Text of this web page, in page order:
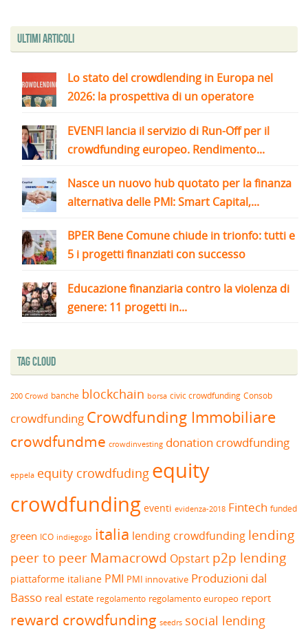
Ultimi articoli
Lo stato del crowdlending in Europa nel
2026: la prospettiva di un operatore
EVENFI lancia il servizio di Run-Off per il
crowdfunding europeo. Rendimento...
Nasce un nuovo hub quotato per la finanza
alternativa delle PMI: Smart Capital,...
BPER Bene Comune chiude in trionfo: tutti e
5 i progetti finanziati con successo
Educazione finanziaria contro la violenza di
genere: 11 progetti in...
Tag Cloud
200 Crowd banche blockchain borsa civic crowdfunding Consob
crowdfunding Crowdfunding Immobiliare
crowdfundme crowdinvesting donation crowdfunding
eppela equity crowdfuding equity
crowdfunding eventi evidenza-2018 Fintech funded
green ICO indiegogo italia lending crowdfunding lending
peer to peerMamacrowd Opstart p2p lending
piattaforme italiane PMI PMI innovative Produzioni dal
Basso real estate regolamento regolamento europeo report
reward crowdfunding seedrs social lending